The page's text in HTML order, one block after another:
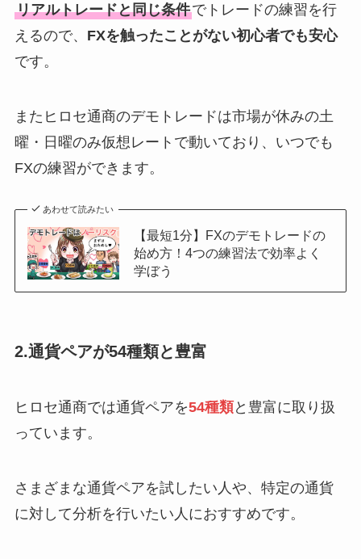
リアルトレードと同じ条件でトレードの練習を行
えるので、 FXを触ったことがない初心者でも安心
です。
またヒロセ通商のデモトレードは市場が休みの土
曜・日曜のみ仮想レートで動いており、いつでも
FXの練習ができます。
あわせて読みたい
【最短1分】FXのデモトレードの
始め方！4つの練習法で効率よく
学ぼう
2.通貨ペアが54種類と豊富
ヒロセ通商では通貨ペアを54種類と豊富に取り扱
っています。
さまざまな通貨ペアを試したい人や、特定の通貨
に対して分析を行いたい人におすすめです。